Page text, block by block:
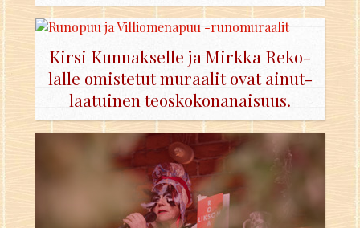
Kirsi Kun­nak­sel­le ja Mirk­ka Re­ko­
lal­le omis­te­tut mu­raa­lit ovat ai­nut­
laa­tui­nen teos­ko­ko­na­nai­suus.